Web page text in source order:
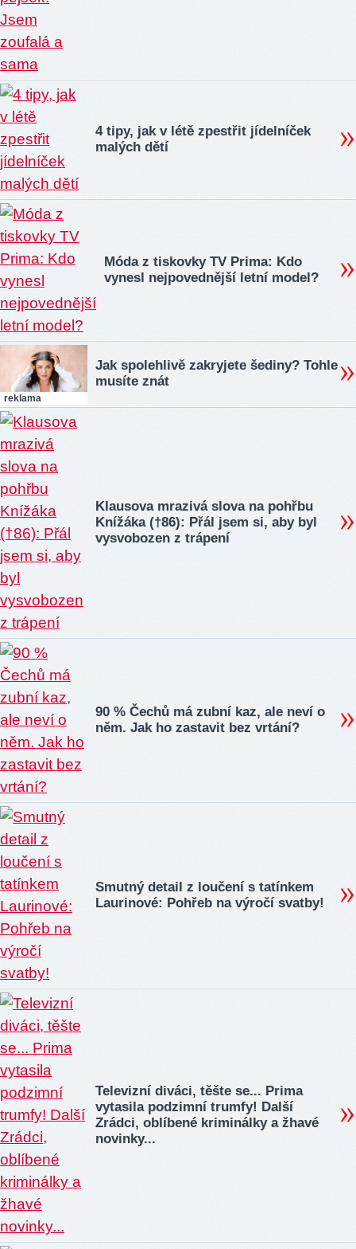
4 tipy, jak v létě zpestřit jídelníček
malých dětí
Móda z tiskovky TV Prima: Kdo
vynesl nejpovednější letní model?
reklama
Jak spolehlivě zakryjete šediny? Tohle
musíte znát
Klausova mrazivá slova na pohřbu
Knížáka (†86): Přál jsem si, aby byl
vysvobozen z trápení
90 % Čechů má zubní kaz, ale neví o
něm. Jak ho zastavit bez vrtání?
Smutný detail z loučení s tatínkem
Laurinové: Pohřeb na výročí svatby!
Televizní diváci, těšte se... Prima
vytasila podzimní trumfy! Další
Zrádci, oblíbené kriminálky a žhavé
novinky...